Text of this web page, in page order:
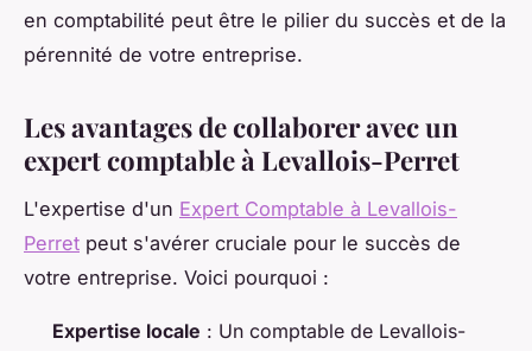
en comptabilité peut être le pilier du succès et de la
pérennité de votre entreprise.
Les avantages de collaborer avec un
expert comptable à Levallois-Perret
L'expertise d'un Expert Comptable à Levallois-
Perret peut s'avérer cruciale pour le succès de
votre entreprise. Voici pourquoi :
Expertise locale : Un comptable de Levallois-